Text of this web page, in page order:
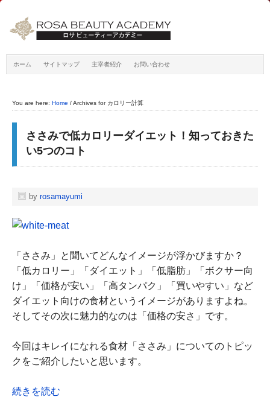
ホーム サイトマップ 主宰者紹介 お問い合わせ
You are here: Home /Archives for カロリー計算
ささみで低カロリーダイエット！知っておきた
い5つのコト
by rosamayumi
「ささみ」と聞いてどんなイメージが浮かびますか？
「低カロリー」「ダイエット」「低脂肪」「ボクサー向
け」「価格が安い」「高タンパク」「買いやすい」など
ダイエット向けの食材というイメージがありますよね。
そしてその次に魅力的なのは「価格の安さ」です。
今回はキレイになれる食材「ささみ」についてのトピッ
クをご紹介したいと思います。
続きを読む